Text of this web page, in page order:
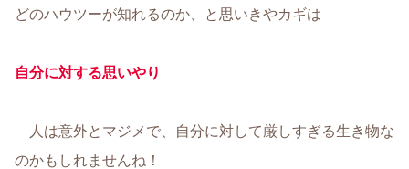
どのハウツーが知れるのか、と思いきやカギは
自分に対する思いやり
人は意外とマジメで、自分に対して厳しすぎる生き物な
のかもしれませんね！